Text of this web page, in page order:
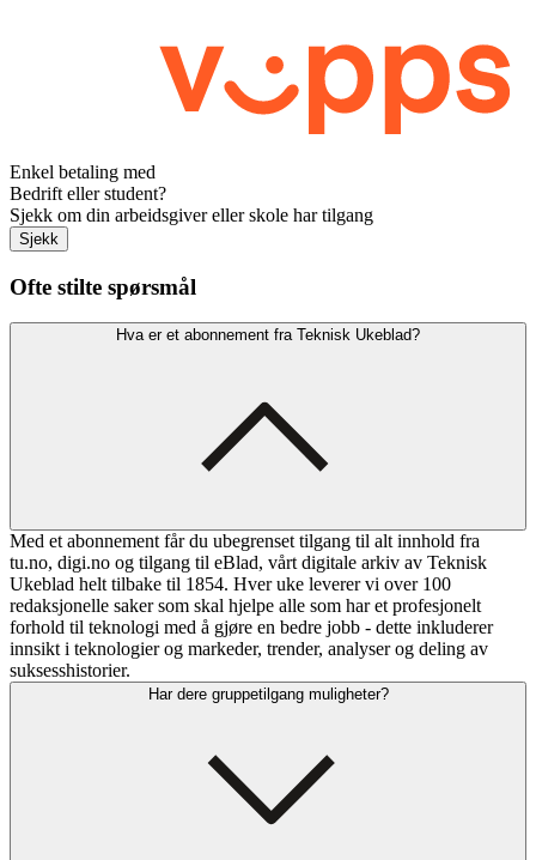
Enkel betaling med
Bedrift eller student?
Sjekk om din arbeidsgiver eller skole har tilgang
Sjekk
Ofte stilte spørsmål
Hva er et abonnement fra Teknisk Ukeblad?
Med et abonnement får du ubegrenset tilgang til alt innhold fra
tu.no, digi.no og tilgang til eBlad, vårt digitale arkiv av Teknisk
Ukeblad helt tilbake til 1854. Hver uke leverer vi over 100
redaksjonelle saker som skal hjelpe alle som har et profesjonelt
forhold til teknologi med å gjøre en bedre jobb - dette inkluderer
innsikt i teknologier og markeder, trender, analyser og deling av
suksesshistorier.
Har dere gruppetilgang muligheter?